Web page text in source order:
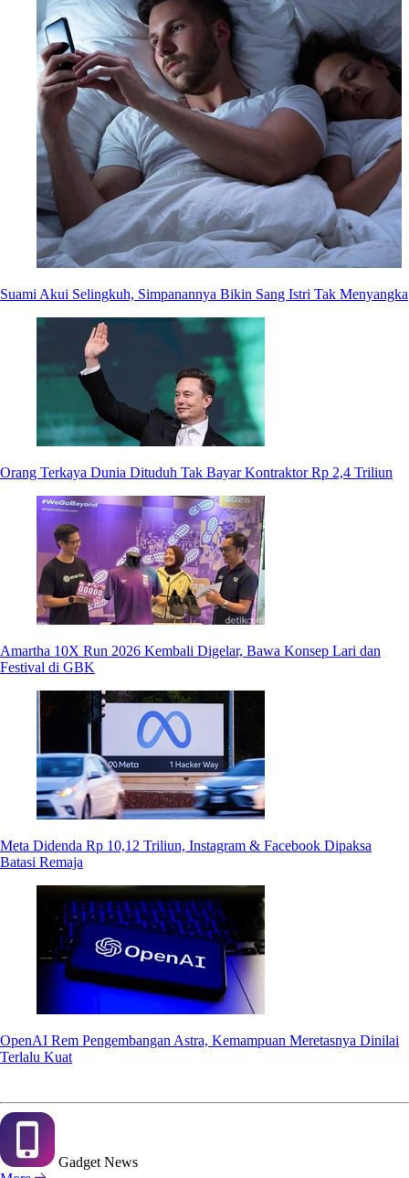
Suami Akui Selingkuh, Simpanannya Bikin Sang Istri Tak Menyangka
Orang Terkaya Dunia Dituduh Tak Bayar Kontraktor Rp 2,4 Triliun
Amartha 10X Run 2026 Kembali Digelar, Bawa Konsep Lari dan
Festival di GBK
Meta Didenda Rp 10,12 Triliun, Instagram & Facebook Dipaksa
Batasi Remaja
OpenAI Rem Pengembangan Astra, Kemampuan Meretasnya Dinilai
Terlalu Kuat
Gadget News